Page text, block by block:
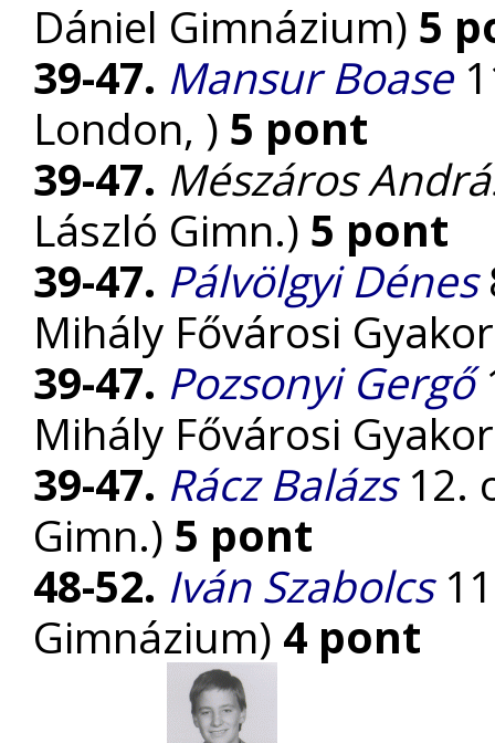
Dániel Gimnázium) 5
39-47. Mansur Boase
London, ) 5 pont
39-47. Mészáros
László Gimn.) 5 pont
39-47. Pálvölgyi Dénes
Mihály Fővárosi
39-47. Pozsonyi Gergő
Mihály Fővárosi
39-47. Rácz Balázs12.
Gimn.) 5 pont
48-52. Iván Szabolcs
Gimnázium) 4 pont